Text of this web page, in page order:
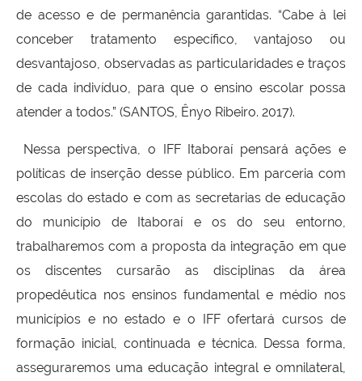
de acesso e de permanência garantidas. “Cabe à lei
conceber tratamento específico, vantajoso ou
desvantajoso, observadas as particularidades e traços
de cada indivíduo, para que o ensino escolar possa
atender a todos.” (SANTOS, Ênyo Ribeiro. 2017).
Nessa perspectiva, o IFF Itaboraí pensará ações e
políticas de inserção desse público. Em parceria com
escolas do estado e com as secretarias de educação
do município de Itaboraí e os do seu entorno,
trabalharemos com a proposta da integração em que
os discentes cursarão as disciplinas da área
propedêutica nos ensinos fundamental e médio nos
municípios e no estado e o IFF ofertará cursos de
formação inicial, continuada e técnica. Dessa forma,
asseguraremos uma educação integral e omnilateral,